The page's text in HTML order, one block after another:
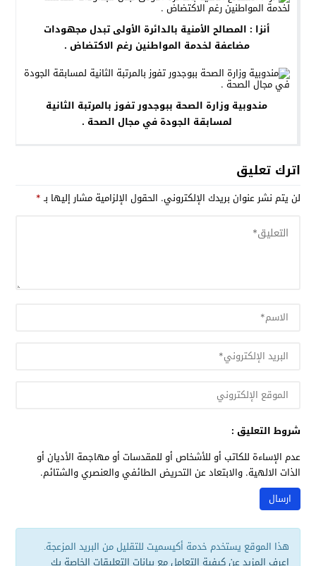
أنزا : المصالح الأمنية بالدائرة الأولى تبدل مجهودات
مضاعفة لخدمة المواطنين رغم الاكتضاض .
مندوبية وزارة الصحة ببوجدور تفوز بالمرتبة الثانية
لمسابقة الجودة في مجال الصحة .
اترك تعليق
لن يتم نشر عنوان بريدك الإلكتروني. الحقول الإلزامية مشار إليها بـ*
شروط التعليق :
عدم الإساءة للكاتب أو للأشخاص أو للمقدسات أو مهاجمة الأديان أو
الذات الالهية. والابتعاد عن التحريض الطائفي والعنصري والشتائم.
هذا الموقع يستخدم خدمة أكيسميت للتقليل من البريد المزعجة.
اعرف المزيد عن كيفية التعامل مع بيانات التعليقات الخاصة بك